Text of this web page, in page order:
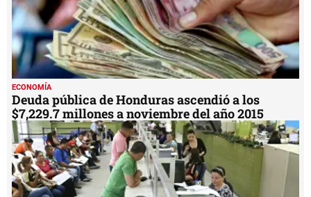
ECONOMÍA
Deuda pública de Honduras ascendió a los
$7,229.7 millones a noviembre del año 2015